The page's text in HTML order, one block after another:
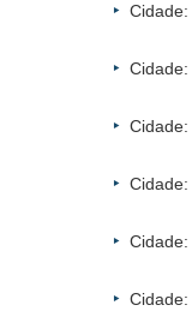
Cidade:
Cidade:
Cidade:
Cidade:
Cidade:
Cidade: